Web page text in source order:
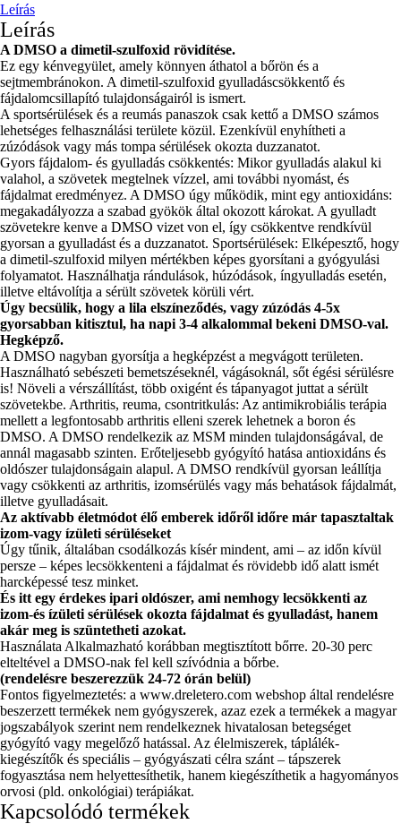
Leírás
Leírás
A DMSO a dimetil-szulfoxid rövidítése.
Ez egy kénvegyület, amely könnyen áthatol a bőrön és a
sejtmembránokon. A dimetil-szulfoxid gyulladáscsökkentő és
fájdalomcsillapító tulajdonságairól is ismert.
A sportsérülések és a reumás panaszok csak kettő a DMSO számos
lehetséges felhasználási területe közül. Ezenkívül enyhítheti a
zúzódások vagy más tompa sérülések okozta duzzanatot.
Gyors fájdalom- és gyulladás csökkentés: Mikor gyulladás alakul ki
valahol, a szövetek megtelnek vízzel, ami további nyomást, és
fájdalmat eredményez. A DMSO úgy működik, mint egy antioxidáns:
megakadályozza a szabad gyökök által okozott károkat. A gyulladt
szövetekre kenve a DMSO vizet von el, így csökkentve rendkívül
gyorsan a gyulladást és a duzzanatot. Sportsérülések: Elképesztő, hogy
a dimetil-szulfoxid milyen mértékben képes gyorsítani a gyógyulási
folyamatot. Használhatja rándulások, húzódások, íngyulladás esetén,
illetve eltávolítja a sérült szövetek körüli vért.
Úgy becsülik, hogy a lila elszíneződés, vagy zúzódás 4-5x
gyorsabban kitisztul, ha napi 3-4 alkalommal bekeni DMSO-val.
Hegképző.
A DMSO nagyban gyorsítja a hegképzést a megvágott területen.
Használható sebészeti bemetszéseknél, vágásoknál, sőt égési sérülésre
is! Növeli a vérszállítást, több oxigént és tápanyagot juttat a sérült
szövetekbe. Arthritis, reuma, csontritkulás: Az antimikrobiális terápia
mellett a legfontosabb arthritis elleni szerek lehetnek a boron és
DMSO. A DMSO rendelkezik az MSM minden tulajdonságával, de
annál magasabb szinten. Erőteljesebb gyógyító hatása antioxidáns és
oldószer tulajdonságain alapul. A DMSO rendkívül gyorsan leállítja
vagy csökkenti az arthritis, izomsérülés vagy más behatások fájdalmát,
illetve gyulladásait.
Az aktívabb életmódot élő emberek időről időre már tapasztaltak
izom-vagy ízületi sérüléseket
Úgy tűnik, általában csodálkozás kísér mindent, ami – az időn kívül
persze – képes lecsökkenteni a fájdalmat és rövidebb idő alatt ismét
harcképessé tesz minket.
És itt egy érdekes ipari oldószer, ami nemhogy lecsökkenti az
izom-és ízületi sérülések okozta fájdalmat és gyulladást, hanem
akár meg is szüntetheti azokat.
Használata Alkalmazható korábban megtisztított bőrre. 20-30 perc
elteltével a DMSO-nak fel kell szívódnia a bőrbe.
(rendelésre beszerezzük 24-72 órán belül)
Fontos figyelmeztetés: a www.dreletero.com webshop által rendelésre
beszerzett termékek nem gyógyszerek, azaz ezek a termékek a magyar
jogszabályok szerint nem rendelkeznek hivatalosan betegséget
gyógyító vagy megelőző hatással. Az élelmiszerek, táplálék-
kiegészítők és speciális – gyógyászati célra szánt – tápszerek
fogyasztása nem helyettesíthetik, hanem kiegészíthetik a hagyományos
orvosi (pld. onkológiai) terápiákat.
Kapcsolódó termékek